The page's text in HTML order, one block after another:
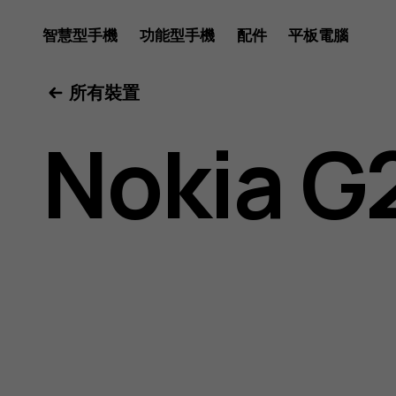
Nokia
G20
用
智慧型手機 功能型手機 配件 平板電腦
所有裝置
Nokia